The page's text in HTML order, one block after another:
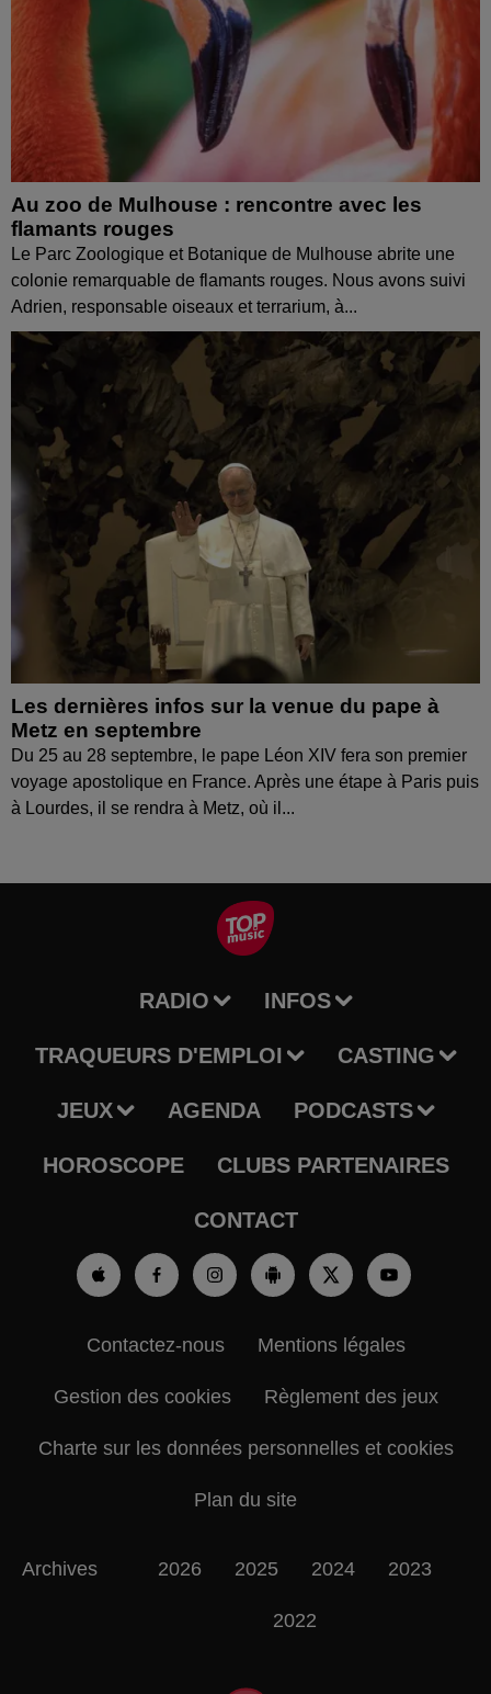
Au zoo de Mulhouse : rencontre avec les
flamants rouges
Le Parc Zoologique et Botanique de Mulhouse abrite une
colonie remarquable de flamants rouges. Nous avons suivi
Adrien, responsable oiseaux et terrarium, à...
Les dernières infos sur la venue du pape à
Metz en septembre
Du 25 au 28 septembre, le pape Léon XIV fera son premier
voyage apostolique en France. Après une étape à Paris puis
à Lourdes, il se rendra à Metz, où il...
RADIO INFOS
TRAQUEURS D'EMPLOI CASTING
JEUX AGENDA PODCASTS
HOROSCOPE CLUBS PARTENAIRES
CONTACT
Contactez-nous Mentions légales
Gestion des cookies Règlement des jeux
Charte sur les données personnelles et cookies
Plan du site
Archives 2026 2025 2024 2023
2022